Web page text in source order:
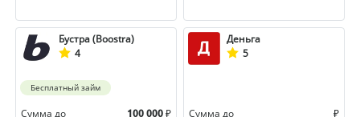
Бустра (Boostra)
4
Бесплатный займ
Сумма до 100 000 ₽
Деньга
5
Сумма до
₽